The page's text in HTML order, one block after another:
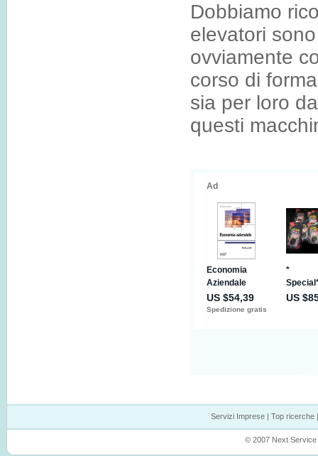
Dobbiamo
elevatori
ovviamente
corso di
sia per loro
questi
Servizi Imprese| Top ricerche
© 2007 Next Service